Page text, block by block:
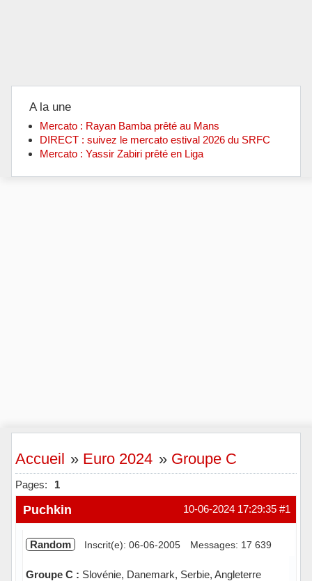
A la une
Mercato : Rayan Bamba prêté au Mans
DIRECT : suivez le mercato estival 2026 du SRFC
Mercato : Yassir Zabiri prêté en Liga
Accueil » Euro 2024 » Groupe C
Pages: 1
#1
10-06-2024 17:29:35
Puchkin
Random Inscrit(e): 06-06-2005 Messages: 17 639
Groupe C : Slovénie, Danemark, Serbie, Angleterre